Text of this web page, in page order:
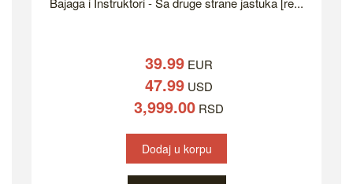
39.99EUR
47.99USD
3,999.00RSD
Dodaj u korpu